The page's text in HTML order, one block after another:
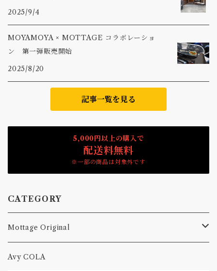
2025/9/4
MOYAMOYA × MOTTAGE コラボレーショ
ン 第一弾販売開始
2025/8/20
記事一覧を見る
5,000円以上の購入で
配送料無料
※一部の商品は対象外です
CATEGORY
Mottage Original
Tシャツ
Avy COLA